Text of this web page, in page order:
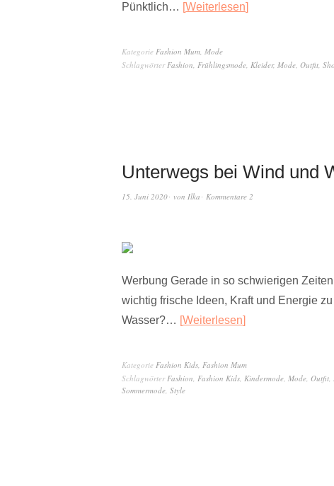
Pünktlich… Weiterlesen
Kategorie Fashion Mum, Mode
SchlagwörterFashion, Frühlingsmode, Kleider, Mode, Outfit,
Unterwegs bei Wind und
15. Juni 2020 von Ilka Kommentare 2
Werbung Gerade in so schwierigen
wichtig frische Ideen, Kraft und Energie
Wasser?… Weiterlesen
Kategorie Fashion Kids, Fashion Mum
SchlagwörterFashion, Fashion Kids, Kindermode, Mode, Outfit,
Sommermode, Style